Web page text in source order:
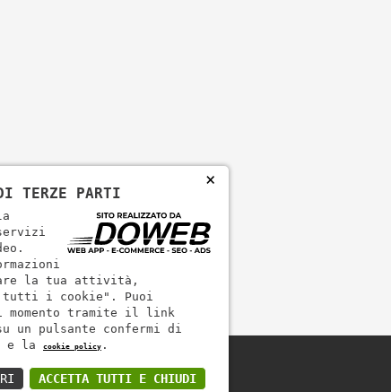
×
TERZE PARTI
la tua attività,
tutti i cookie". Puoi
momento tramite il link
un pulsante confermi di
e la cookie policy .
ACCETTA TUTTI E CHIUDI